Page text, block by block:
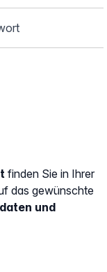
finden Sie in Ihrer
das gewünschte
und